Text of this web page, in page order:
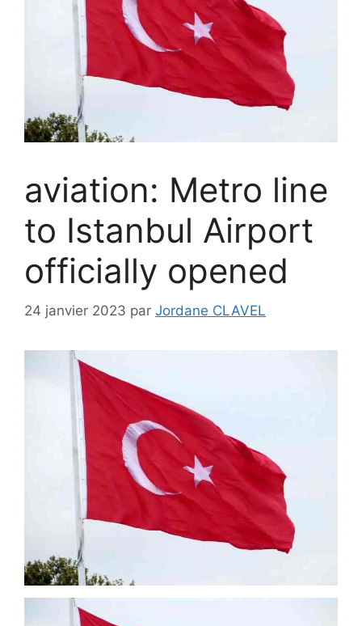
aviation: Metro line
to Istanbul Airport
officially opened
24 janvier 2023 par Jordane CLAVEL